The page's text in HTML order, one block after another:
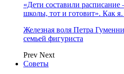
«Дети составили
школы, тот и готовит». Как
Железная воля Петра
семьей фигуриста
Prev Next
Советы